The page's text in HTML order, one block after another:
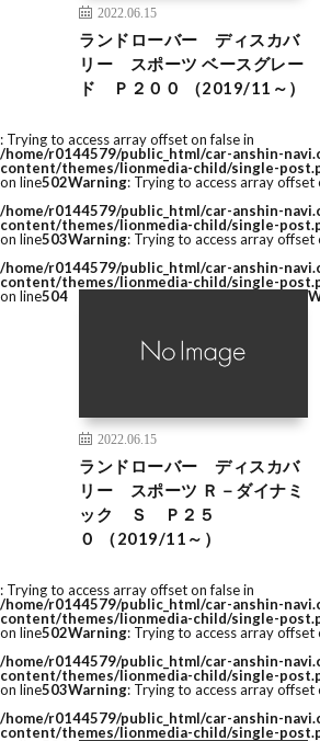
2022.06.15
ランドローバー ディスカバ
リー スポーツ ベースグレー
ド Ｐ２００ （2019/11～）
: Trying to access array offset on false in
/home/r0144579/public_html/car-anshin-
content/themes/lionmedia-child/single-
on line502Warning: Trying to access array offset
/home/r0144579/public_html/car-anshin-
content/themes/lionmedia-child/single-
on line503Warning: Trying to access array offset
/home/r0144579/public_html/car-anshin-
content/themes/lionmedia-child/single-
on line504
2022.06.15
ランドローバー ディスカバ
リー スポーツ Ｒ－ダイナミ
ック Ｓ Ｐ２５
０ （2019/11～）
: Trying to access array offset on false in
/home/r0144579/public_html/car-anshin-
content/themes/lionmedia-child/single-
on line502Warning: Trying to access array offset
/home/r0144579/public_html/car-anshin-
content/themes/lionmedia-child/single-
on line503Warning: Trying to access array offset
/home/r0144579/public_html/car-anshin-
content/themes/lionmedia-child/single-